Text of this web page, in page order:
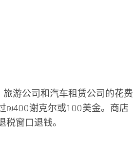
游公司和汽车租赁公司的花费
₪400谢克尔或100美金。商店
窗口退钱。